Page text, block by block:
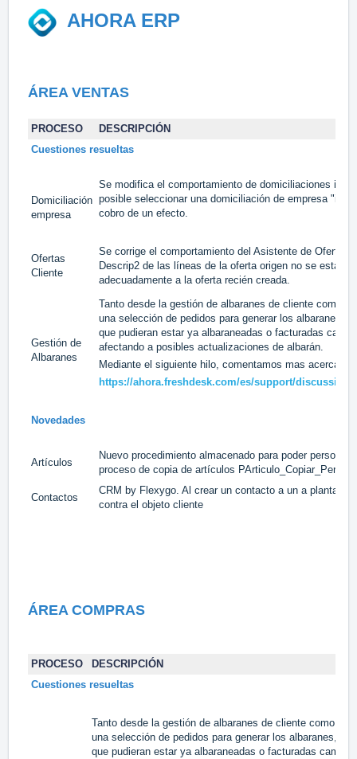
AHORA ERP
ÁREA VENTAS
PROCESO
DESCRIPCIÓN
Cuestiones resueltas
Domiciliación
empresa
Se modifica el comportamiento de domiciliaciones
posible seleccionar una domiciliación de empresa
cobro de un efecto.
Ofertas
Cliente
Se corrige el comportamiento del Asistente de Ofertas
Descrip2 de las líneas de la oferta origen no se estaba
adecuadamente a la oferta recién creada.
Gestión de
Albaranes
Tanto desde la gestión de albaranes de cliente como
una selección de pedidos para generar los albaranes,
que pudieran estar ya albaraneadas o facturadas
afectando a posibles actualizaciones de albarán.
Mediante el siguiente hilo, comentamos mas acerca
https://ahora.freshdesk.com/es/support/
Novedades
Artículos
Nuevo procedimiento almacenado para poder
proceso de copia de artículos
Contactos
CRM by Flexygo. Al crear un contacto a un a planta la
contra el objeto cliente
ÁREA COMPRAS
PROCESO
DESCRIPCIÓN
Cuestiones resueltas
Tanto desde la gestión de albaranes de cliente como de
una selección de pedidos para generar los albaranes,
que pudieran estar ya albaraneadas o facturadas